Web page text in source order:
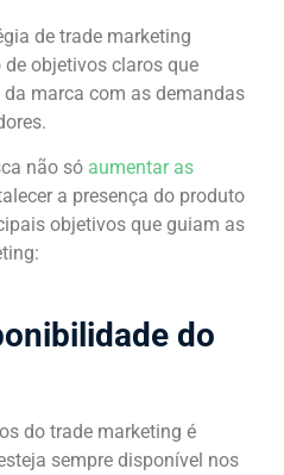
de trade marketing
objetivos claros que
marca com as demandas
não só aumentar as
a presença do produto
objetivos que guiam as
do
do trade marketing é
sempre disponível nos